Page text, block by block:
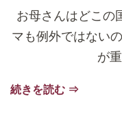
お母さんはどこの
マも例外ではない
が
続きを読む ⇒